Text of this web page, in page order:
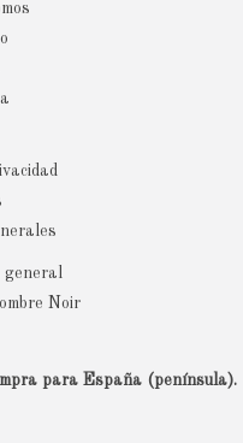
general
Noir
para España (península).